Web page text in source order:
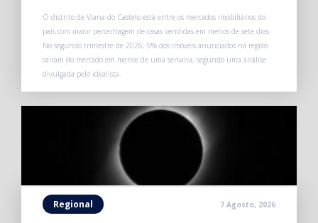
O distrito de Viana do Castelo está entre os mercados imobiliários do
país com maior percentagem de casas vendidas em menos de sete dias.
No segundo trimestre de 2026, 9% dos imóveis anunciados na região
saíram do mercado em menos de uma semana, segundo uma análise
divulgada pelo idealista.
Regional 7 Agosto, 2026